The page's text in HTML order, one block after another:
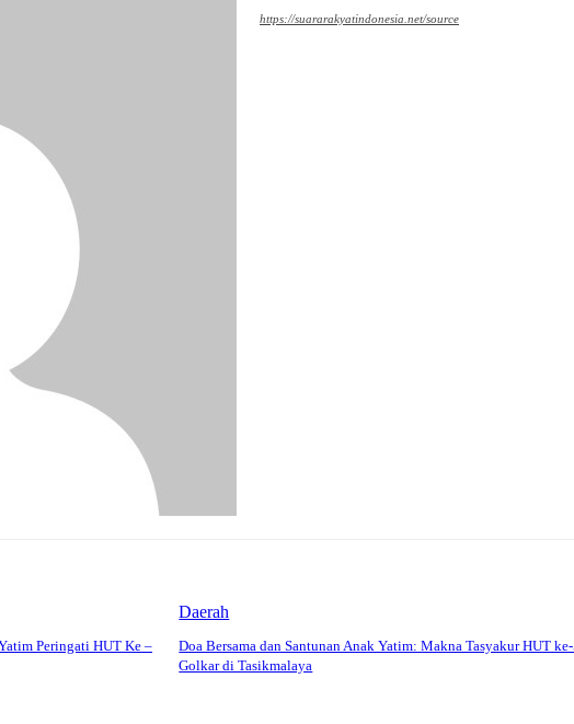
https://suararakyatindonesia.net/source
Peringati HUT Ke –
Daerah
Doa Bersama dan Santunan Anak Yatim: Makna Tasyakur HUT
Golkar di Tasikmalaya